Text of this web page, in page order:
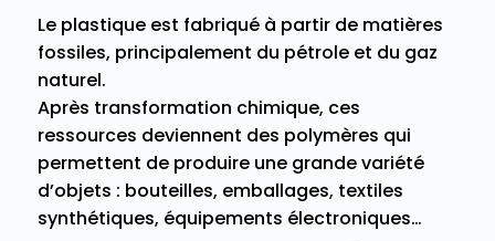
Le plastique est fabriqué à partir de matières
fossiles, principalement du pétrole et du gaz
naturel.
Après transformation chimique, ces
ressources deviennent des polymères qui
permettent de produire une grande variété
d’objets : bouteilles, emballages, textiles
synthétiques, équipements électroniques…